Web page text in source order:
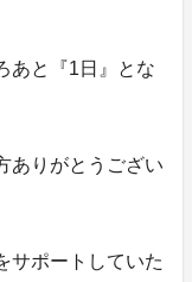
あと『1日』とな
ありがとうござい
サポートしていた